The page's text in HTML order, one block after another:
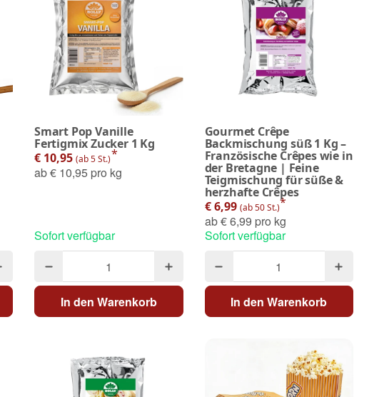
Smart Pop Vanille
Fertigmix Zucker 1 Kg
€ 10,95 (ab 5 St.)*
ab€ 10,95 pro kg
Sofort verfügbar
In den Warenkorb
Gourmet Crêpe
Backmischung süß 1 Kg –
Französische Crêpes wie in
der Bretagne | Feine
Teigmischung für süße &
herzhafte Crêpes
€ 6,99 (ab 50 St.)*
ab€ 6,99 pro kg
Sofort verfügbar
In den Warenkorb